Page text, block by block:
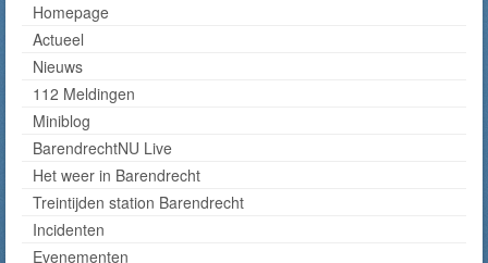
Homepage
Actueel
Nieuws
112 Meldingen
Miniblog
BarendrechtNU Live
Het weer in Barendrecht
Treintijden station Barendrecht
Incidenten
Evenementen